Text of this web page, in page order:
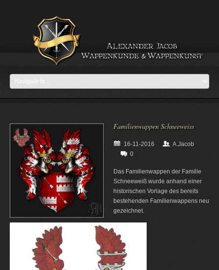
Familienwappen Schneeweiss
16-11-2016
A.Jacob
0
Das Familienwappen der Familie
Schneeweiß wurde anhand einer
historischen Vorlage des bereits
bestehenden Familienwappens neu
gezeichnet.